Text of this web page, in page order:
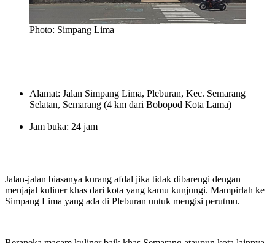
Photo: Simpang Lima
Alamat: Jalan Simpang Lima, Pleburan, Kec. Semarang
Selatan, Semarang (4 km dari Bobopod Kota Lama)
Jam buka: 24 jam
Jalan-jalan biasanya kurang afdal jika tidak dibarengi dengan
menjajal kuliner khas dari kota yang kamu kunjungi. Mampirlah ke
Simpang Lima yang ada di Pleburan untuk mengisi perutmu.